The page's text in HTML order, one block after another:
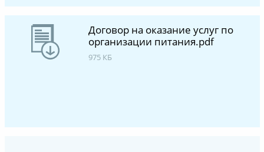
Договор на оказание услуг по
организации питания.pdf
975 КБ